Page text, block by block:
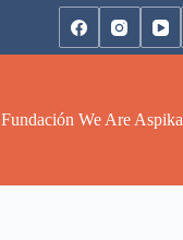
Fundación We Are Aspika